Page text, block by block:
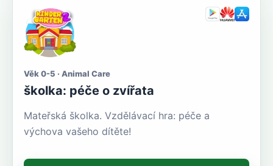
Věk 0-5 · Animal Care
školka: péče o zvířata
Mateřská školka. Vzdělávací hra: péče a
výchova vašeho dítěte!